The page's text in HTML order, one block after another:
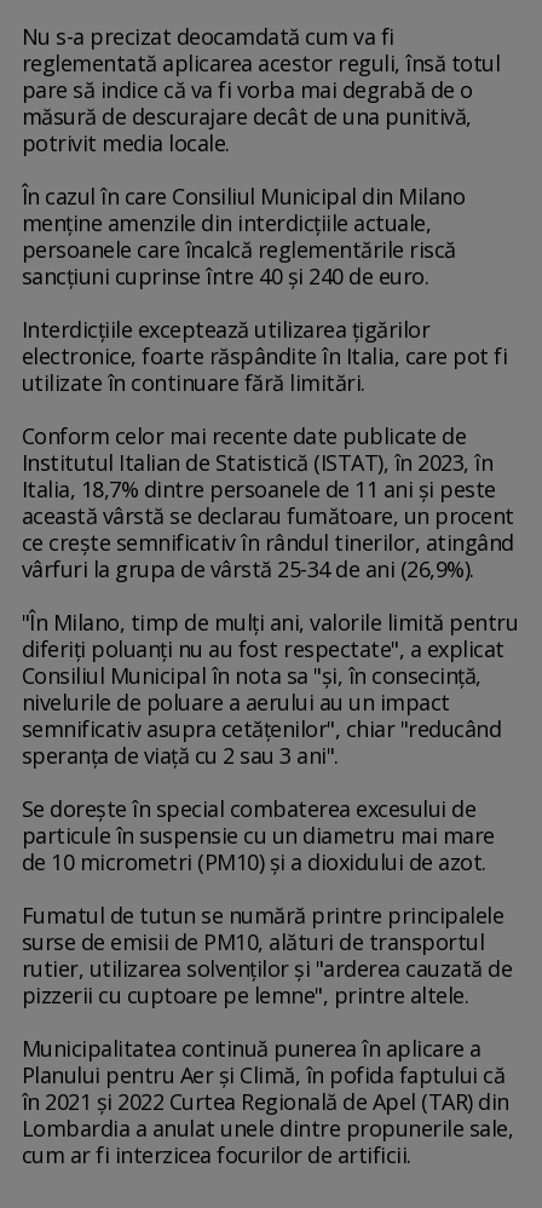
Nu s-a precizat deocamdată cum va fi
reglementată aplicarea acestor reguli, însă totul
pare să indice că va fi vorba mai degrabă de o
măsură de descurajare decât de una punitivă,
potrivit media locale.
În cazul în care Consiliul Municipal din Milano
menţine amenzile din interdicţiile actuale,
persoanele care încalcă reglementările riscă
sancţiuni cuprinse între 40 şi 240 de euro.
Interdicţiile exceptează utilizarea ţigărilor
electronice, foarte răspândite în Italia, care pot fi
utilizate în continuare fără limitări.
Conform celor mai recente date publicate de
Institutul Italian de Statistică (ISTAT), în 2023, în
Italia, 18,7% dintre persoanele de 11 ani şi peste
această vârstă se declarau fumătoare, un procent
ce creşte semnificativ în rândul tinerilor, atingând
vârfuri la grupa de vârstă 25-34 de ani (26,9%).
"În Milano, timp de mulţi ani, valorile limită pentru
diferiţi poluanţi nu au fost respectate", a explicat
Consiliul Municipal în nota sa "şi, în consecinţă,
nivelurile de poluare a aerului au un impact
semnificativ asupra cetăţenilor", chiar "reducând
speranţa de viaţă cu 2 sau 3 ani".
Se doreşte în special combaterea excesului de
particule în suspensie cu un diametru mai mare
de 10 micrometri (PM10) şi a dioxidului de azot.
Fumatul de tutun se numără printre principalele
surse de emisii de PM10, alături de transportul
rutier, utilizarea solvenţilor şi "arderea cauzată de
pizzerii cu cuptoare pe lemne", printre altele.
Municipalitatea continuă punerea în aplicare a
Planului pentru Aer şi Climă, în pofida faptului că
în 2021 şi 2022 Curtea Regională de Apel (TAR) din
Lombardia a anulat unele dintre propunerile sale,
cum ar fi interzicea focurilor de artificii.